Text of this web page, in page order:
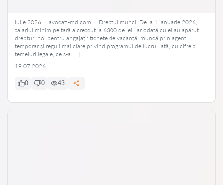
Iulie 2026 · avocati-md.com · Dreptul muncii De la 1 ianuarie 2026,
salariul minim pe țară a crescut la 6300 de lei, iar odată cu el au apărut
drepturi noi pentru angajați: tichete de vacanță, muncă prin agent
temporar și reguli mai clare privind programul de lucru. Iată, cu cifre și
temeiuri legale, ce s-a […]
19.07.2026
0 0 43